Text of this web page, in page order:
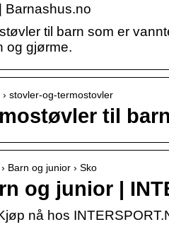
Barnashus.no
til barn som er
og gjørme.
stovler-og-termostovler
til
Barn og junior › Sko
og junior |
nå hos